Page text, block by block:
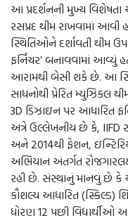
આ પ્રદર્શનની મુખ્ય
રસપ્રદ થીમ રાખવામાં
સ્થિતિઓને દર્શાવતી થીમ
ફર્નિચર’ બનાવવામાં આવ્યું
આરામથી બેસી શકે છે. આ
સાધનોથી પ્રેરિત મ્યુઝિકલ
3D ડિઝાઇન પર આધારિત
અત્રે ઉલ્લેખનીય છે કે, IIFD
અને 2014થી ફેશન,
અભિયાન અંતર્ગત
રહી છે. સંસ્થાનું માનવું છે કે
કૌશલ્ય આધારિત (સ્કિલ્ડ)
ધોરણ 12 પછી વિદ્યાર્થીઓ આ